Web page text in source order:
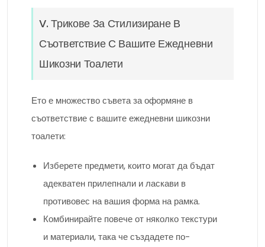
V. Трикове За Стилизиране В
Съответствие С Вашите Ежедневни
Шикозни Тоалети
Ето е множество съвета за оформяне в
съответствие с вашите ежедневни шикозни
тоалети:
Изберете предмети, които могат да бъдат
адекватен прилепнали и ласкави в
противовес на вашия форма на рамка.
Комбинирайте повече от няколко текстури
и материали, така че създадете по-